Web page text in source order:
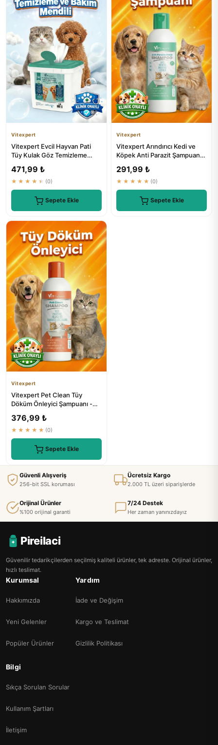
Vitexpert
Vitexpert Evcil Hayvan Pati
Tüy Kulak Göz Temizleme
471,99 ₺
★★★★★ (0)
Sepete Ekle
Vitexpert
Vitexpert Arındırıcı Kedi ve
Köpek Anti Parazit Şampuan
291,99 ₺
★★★★★ (0)
Sepete Ekle
Vitexpert
Vitexpert Pet Clean Tüy
Döküm Önleyici Şampuanı -
376,99 ₺
★★★★★ (0)
Sepete Ekle
Güvenli Alışveriş
256-bit SSL koruması
Ücretsiz Kargo
2.000 TL üzeri siparişlerde
Orijinal Ürünler
%100 orijinal garanti
7/24 Destek
Her zaman yanınızdayız
Pireilaci
Güvenilir tedarikçilerden seçilmiş kaliteli ürünler, tek adreste. Orijinal ürünler,
hızlı teslimat.
Kurumsal
Hakkımızda
Yeni Gelenler
Popüler Ürünler
Yardım
İade ve Değişim
Kargo ve Teslimat
Gizlilik Politikası
Bilgi
Sıkça Sorulan Sorular
Kullanım Şartları
İletişim